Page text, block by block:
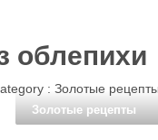
облепихи
: Золотые
Золотые рецепты